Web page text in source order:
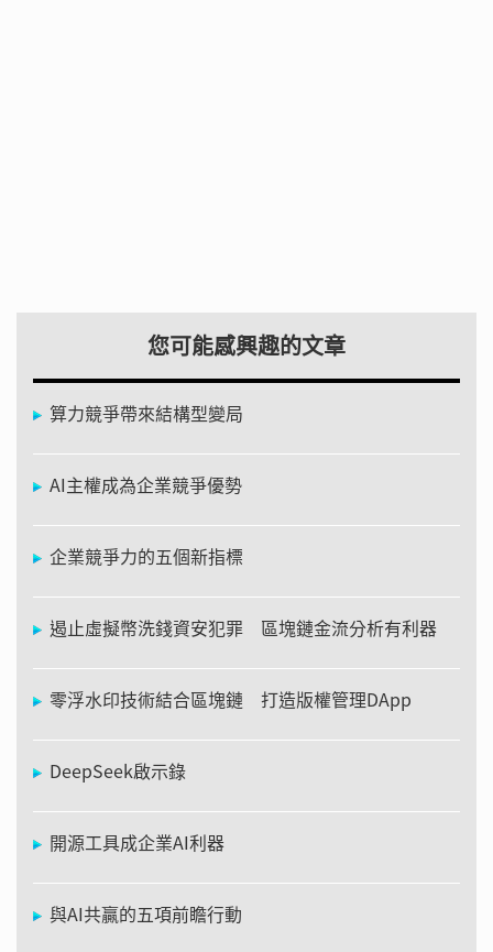
您可能感興趣的文章
算力競爭帶來結構型變局
AI主權成為企業競爭優勢
企業競爭力的五個新指標
遏止虛擬幣洗錢資安犯罪 區塊鏈金流分析有利器
零浮水印技術結合區塊鏈 打造版權管理DApp
DeepSeek啟示錄
開源工具成企業AI利器
與AI共贏的五項前瞻行動